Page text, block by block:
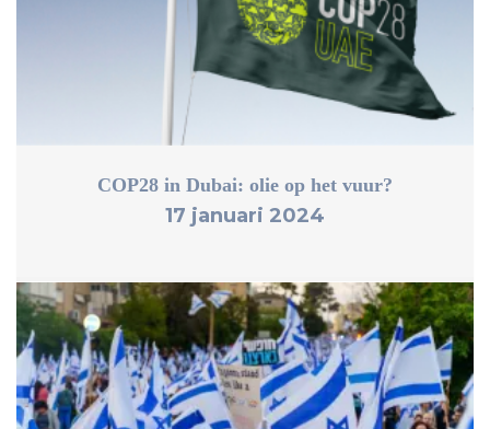
COP28 in Dubai: olie op het vuur?
17 januari 2024